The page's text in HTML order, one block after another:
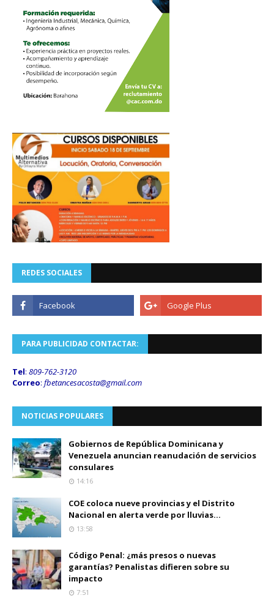
REDES SOCIALES
PARA PUBLICIDAD CONTACTAR:
Tel: 809-762-3120
Correo: fbetancesacosta@gmail.com
NOTICIAS POPULARES
Gobiernos de República Dominicana y
Venezuela anuncian reanudación de servicios
consulares
14:16
COE coloca nueve provincias y el Distrito
Nacional en alerta verde por lluvias...
13:58
Código Penal: ¿más presos o nuevas
garantías? Penalistas difieren sobre su
impacto
7:51